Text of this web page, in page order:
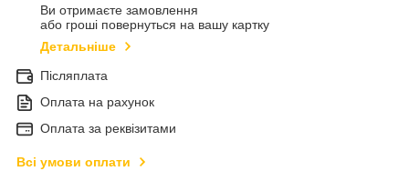
Ви отримаєте замовлення
або гроші повернуться на вашу картку
Детальніше
Післяплата
Оплата на рахунок
Оплата за реквізитами
Всі умови оплати